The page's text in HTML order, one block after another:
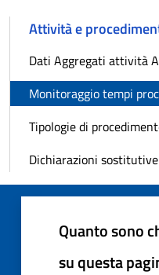
Attività e
Dati Aggregati attività
Monitoraggio tempi
Tipologie di
Dichiarazioni
Quanto sono
su questa